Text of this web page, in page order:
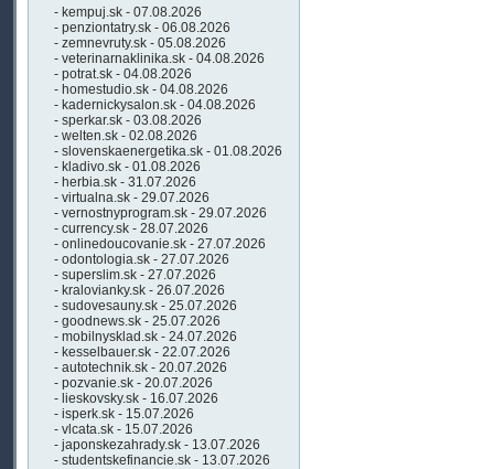
- kempuj.sk - 07.08.2026
- penziontatry.sk - 06.08.2026
- zemnevruty.sk - 05.08.2026
- veterinarnaklinika.sk - 04.08.2026
- potrat.sk - 04.08.2026
- homestudio.sk - 04.08.2026
- kadernickysalon.sk - 04.08.2026
- sperkar.sk - 03.08.2026
- welten.sk - 02.08.2026
- slovenskaenergetika.sk - 01.08.2026
- kladivo.sk - 01.08.2026
- herbia.sk - 31.07.2026
- virtualna.sk - 29.07.2026
- vernostnyprogram.sk - 29.07.2026
- currency.sk - 28.07.2026
- onlinedoucovanie.sk - 27.07.2026
- odontologia.sk - 27.07.2026
- superslim.sk - 27.07.2026
- kralovianky.sk - 26.07.2026
- sudovesauny.sk - 25.07.2026
- goodnews.sk - 25.07.2026
- mobilnysklad.sk - 24.07.2026
- kesselbauer.sk - 22.07.2026
- autotechnik.sk - 20.07.2026
- pozvanie.sk - 20.07.2026
- lieskovsky.sk - 16.07.2026
- isperk.sk - 15.07.2026
- vlcata.sk - 15.07.2026
- japonskezahrady.sk - 13.07.2026
- studentskefinancie.sk - 13.07.2026